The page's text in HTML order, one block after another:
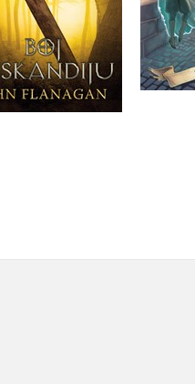
Do košíka
13,59 €